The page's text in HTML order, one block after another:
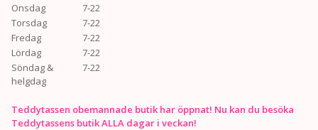
Onsdag
7-22
Torsdag
7-22
Fredag
7-22
Lördag
7-22
Söndag &
helgdag
7-22
Teddytassen obemannade butik har öppnat! Nu kan du besöka
Teddytassens butik ALLA dagar i veckan!